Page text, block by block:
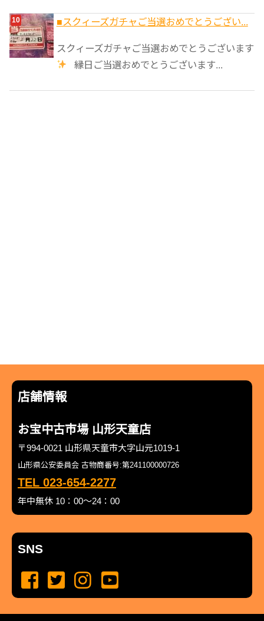
■スクィーズガチャご当選おめでとうござい...
スクィーズガチャご当選おめでとうございます
縁日ご当選おめでとうございます...
店舗情報
お宝中古市場 山形天童店
〒994-0021 山形県天童市大字山元1019-1
山形県公安委員会 古物商番号:第241100000726
TEL 023-654-2277
年中無休 10：00～24：00
SNS